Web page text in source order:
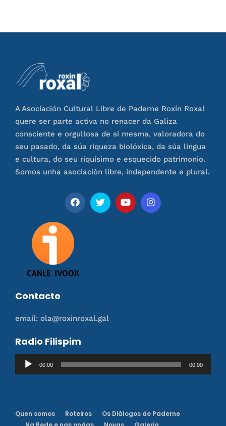
A Asociación Cultural Libre de Paderne Roxín Roxal
quere ser parte activa no renacer da Galiza
consciente e orgullosa de si mesma, valoradora do
seu pasado, da súa riqueza biolóxica, da súa lingua
e cultura, do seu riquísimo e esquecido patrimonio.
Somos unha asociación libre, independente e plural.
Contacto
email: ola@roxinroxal.gal
Radio Filispim
Reproductor
de
00:00 00:00
Quen somos Roteiros
Os Diálogos de Paderne